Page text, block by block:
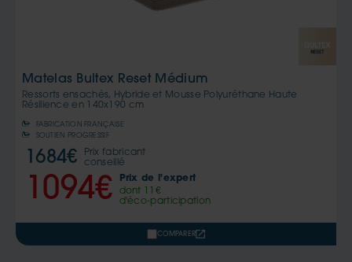
Matelas Bultex Reset Médium
Ressorts ensachés, Hybride et Mousse Polyuréthane Haute
Résilience en
140x190 cm
FABRICATION FRANÇAISE
SOUTIEN PROGRESSIF
1684€
Prix fabricant
conseillé
1094€
Prix de l'expert
dont
€
d'éco-participation
COMPARER